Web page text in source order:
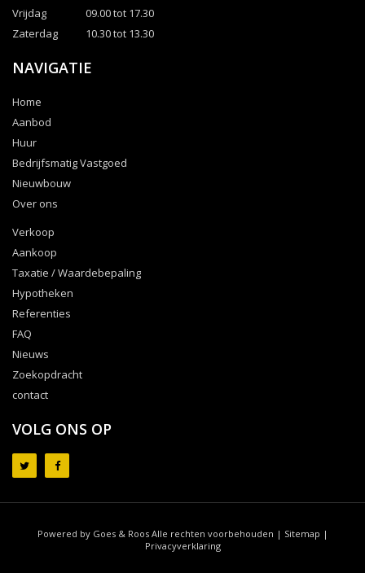
Vrijdag
09.00 tot 17.30
Zaterdag
10.30 tot 13.30
NAVIGATIE
Home
Aanbod
Huur
Bedrijfsmatig Vastgoed
Nieuwbouw
Over ons
Verkoop
Aankoop
Taxatie / Waardebepaling
Hypotheken
Referenties
FAQ
Nieuws
Zoekopdracht
contact
VOLG ONS OP
Powered by Goes & Roos Alle rechten voorbehouden | Sitemap |
Privacyverklaring